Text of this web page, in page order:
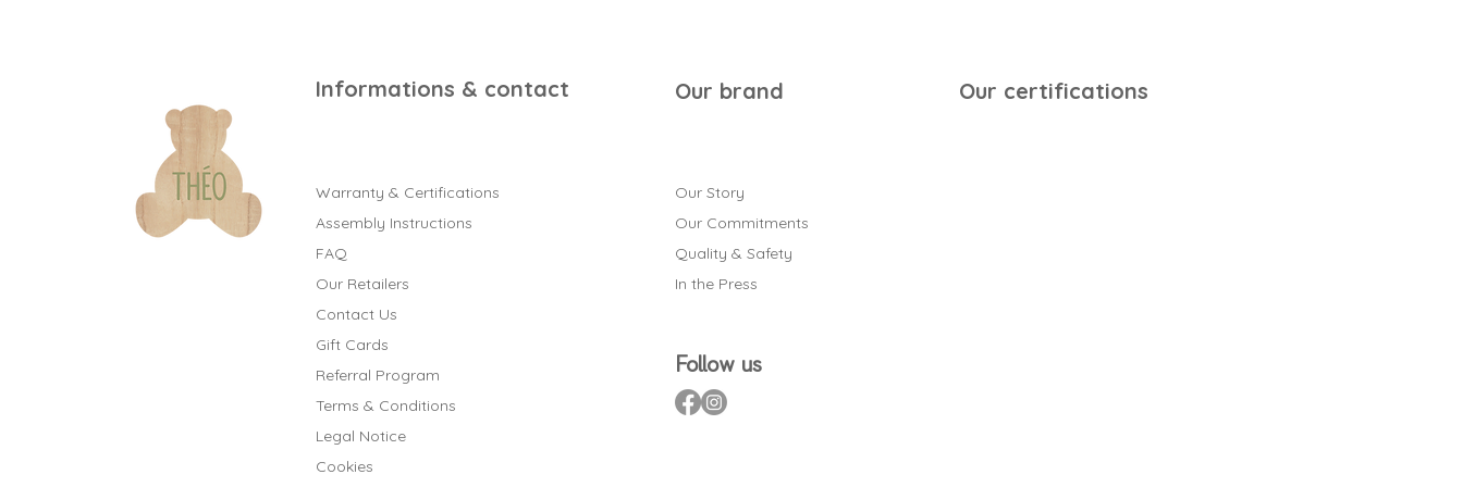
Informations & contact
Warranty & Certifications
Assembly Instructions
FAQ
Our Retailers
Contact Us
Gift Cards
Referral Program
Terms & Conditions
Legal Notice
Cookies
Our brand Our certifications
Our Story
Our Commitments
Quality & Safety
In the Press
Follow us